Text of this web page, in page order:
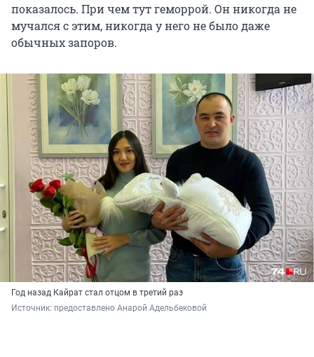
показалось. При чем тут геморрой. Он никогда не
мучался с этим, никогда у него не было даже
обычных запоров.
Год назад Кайрат стал отцом в третий раз
Источник: предоставлено Анарой Адельбековой